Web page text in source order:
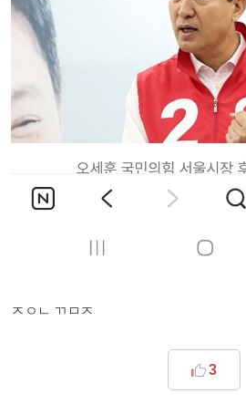
ㅈㅇㄴ ㄲㅁㅈ
3